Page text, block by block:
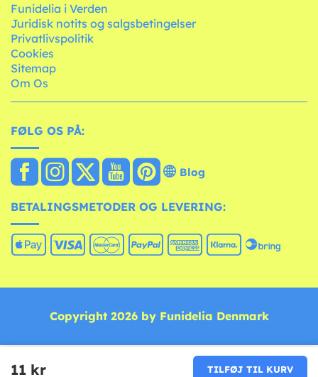
11 kr TILFØJ TIL KURV
Funidelia i Verden
Juridisk notits og salgsbetingelser
Privatlivspolitik
Cookies
Sitemap
Om Os
FØLG OS PÅ:
Blog
BETALINGSMETODER OG LEVERING:
Copyright 2026 by Funidelia Denmark